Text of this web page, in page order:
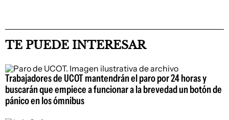
TE PUEDE INTERESAR
Trabajadores de UCOT mantendrán el paro por 24 horas y
buscarán que empiece a funcionar a la brevedad un botón de
pánico en los ómnibus